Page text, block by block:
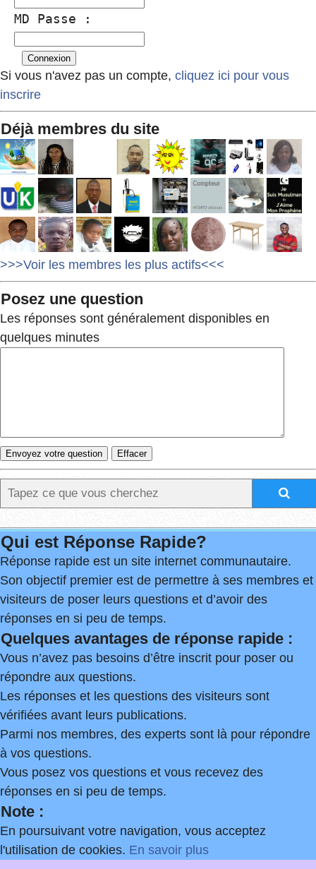
MD Passe :
Si vous n'avez pas un compte, cliquez ici pour vous
inscrire
Déjà membres du site
>>>Voir les membres les plus actifs<<<
Posez une question
Les réponses sont généralement disponibles en
quelques minutes
Qui est Réponse Rapide?
Réponse rapide est un site internet communautaire.
Son objectif premier est de permettre à ses membres et
visiteurs de poser leurs questions et d’avoir des
réponses en si peu de temps.
Quelques avantages de réponse rapide :
Vous n’avez pas besoins d’être inscrit pour poser ou
répondre aux questions.
Les réponses et les questions des visiteurs sont
vérifiées avant leurs publications.
Parmi nos membres, des experts sont là pour répondre
à vos questions.
Vous posez vos questions et vous recevez des
réponses en si peu de temps.
Note :
En poursuivant votre navigation, vous acceptez
l'utilisation de cookies. En savoir plus